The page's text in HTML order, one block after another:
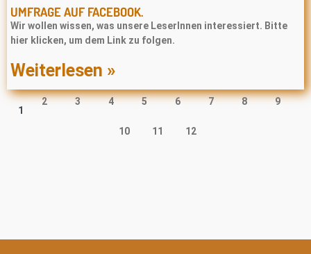
UMFRAGE AUF FACEBOOK.
Wir wollen wissen, was unsere LeserInnen interessiert. Bitte
hier klicken, um dem Link zu folgen.
Weiterlesen »
1
2 3 4 5 6 7 8 9
10 11 12